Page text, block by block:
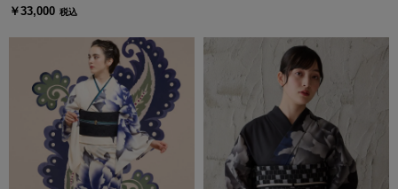
帯セット「あぶ金魚」
￥33,000 税込